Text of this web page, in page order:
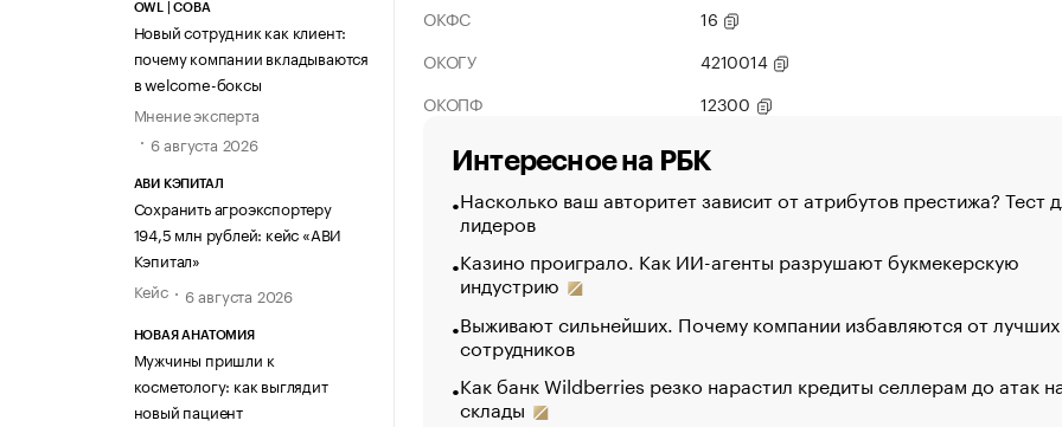
OWL | СОВА
Новый сотрудник как клиент:
почему компании вкладываются
в welcome-боксы
Мнение эксперта
6 августа 2026
АВИ КЭПИТАЛ
Сохранить агроэкспортеру
194,5 млн рублей: кейс «АВИ
Кэпитал»
Кейс
6 августа 2026
НОВАЯ АНАТОМИЯ
Мужчины пришли к
косметологу: как выглядит
новый пациент
ОКФС
16
ОКОГУ
4210014
ОКОПФ
12300
Интересное на РБК
Насколько ваш авторитет зависит от атрибутов престижа? Тест
лидеров
Казино проиграло. Как ИИ-агенты разрушают букмекерскую
индустрию
Выживают сильнейших. Почему компании избавляются от лучших
сотрудников
Как банк Wildberries резко нарастил кредиты селлерам до атак
склады